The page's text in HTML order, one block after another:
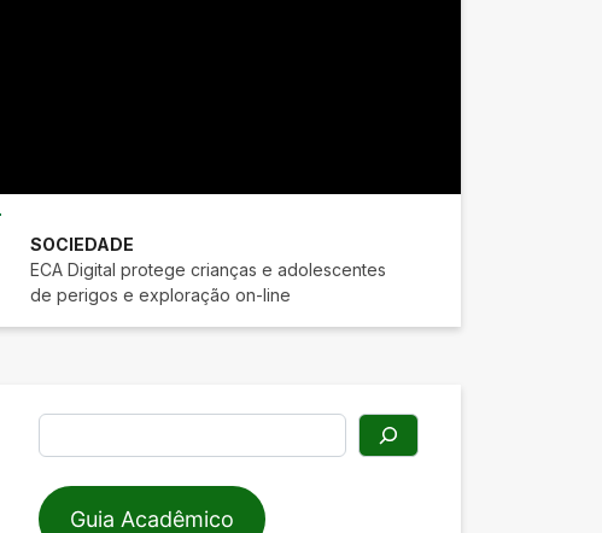
SOCIEDADE
ECA Digital protege crianças e adolescentes
de perigos e exploração on-line
Guia Acadêmico